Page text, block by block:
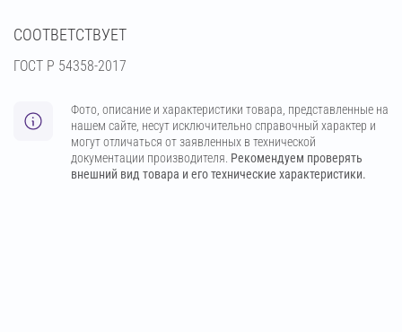
СООТВЕТСТВУЕТ
ГОСТ Р 54358-2017
Фото, описание и характеристики товара, представленные на
нашем сайте, несут исключительно справочный характер и
могут отличаться от заявленных в технической
документации производителя. Рекомендуем проверять
внешний вид товара и его технические характеристики.